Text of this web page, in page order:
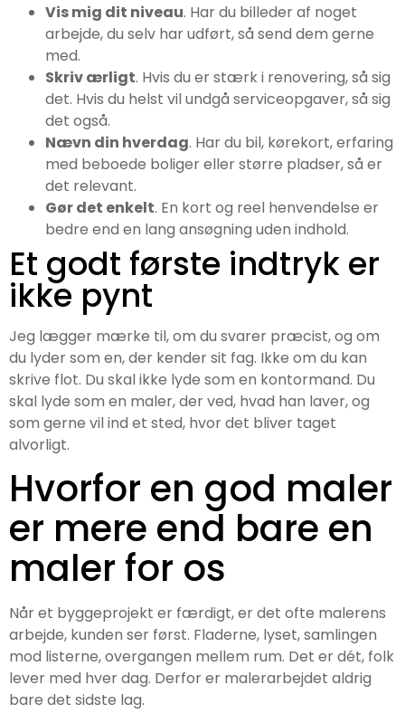
Vis mig dit niveau. Har du billeder af noget
arbejde, du selv har udført, så send dem gerne
med.
Skriv ærligt. Hvis du er stærk i renovering, så sig
det. Hvis du helst vil undgå serviceopgaver, så sig
det også.
Nævn din hverdag. Har du bil, kørekort, erfaring
med beboede boliger eller større pladser, så er
det relevant.
Gør det enkelt. En kort og reel henvendelse er
bedre end en lang ansøgning uden indhold.
Et godt første indtryk er
ikke pynt
Jeg lægger mærke til, om du svarer præcist, og om
du lyder som en, der kender sit fag. Ikke om du kan
skrive flot. Du skal ikke lyde som en kontormand. Du
skal lyde som en maler, der ved, hvad han laver, og
som gerne vil ind et sted, hvor det bliver taget
alvorligt.
Hvorfor en god maler
er mere end bare en
maler for os
Når et byggeprojekt er færdigt, er det ofte malerens
arbejde, kunden ser først. Fladerne, lyset, samlingen
mod listerne, overgangen mellem rum. Det er dét, folk
lever med hver dag. Derfor er malerarbejdet aldrig
bare det sidste lag.